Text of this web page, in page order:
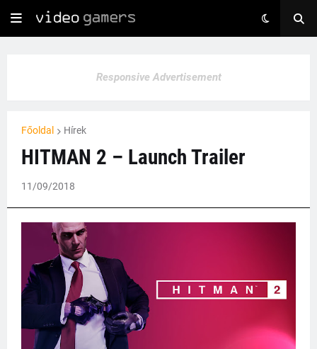
Responsive Advertisement
Főoldal Hírek
HITMAN 2 – Launch Trailer
11/09/2018